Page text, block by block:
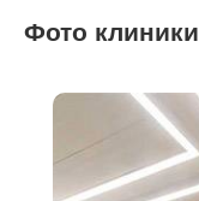
Фото клиники